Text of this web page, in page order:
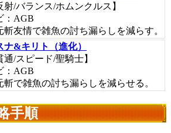
射/バランス/ホムンクルス】
：AGB
斬友情で雑魚の討ち漏らしを減らす。
ナ&キリト（進化）
通/スピード/聖騎士】
：AGB
斬で雑魚の討ち漏らしを減らせる。
手順